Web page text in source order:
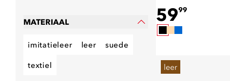
MATERIAAL
imitatieleer leer suede
textiel
zwart
5999
leer